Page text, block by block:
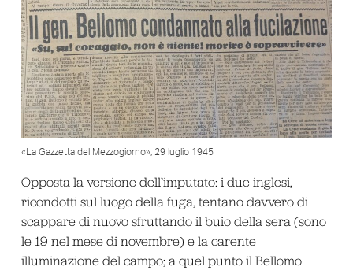
«La Gazzetta del Mezzogiorno», 29 luglio 1945
Opposta la versione dell’imputato: i due inglesi,
ricondotti sul luogo della fuga, tentano davvero di
scappare di nuovo sfruttando il buio della sera (sono
le 19 nel mese di novembre) e la carente
illuminazione del campo; a quel punto il Bellomo